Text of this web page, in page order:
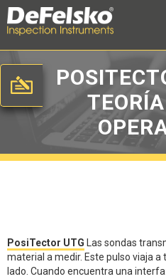
PosiTector UTG Las sondas
material a medir. Este pulso viaja
lado. Cuando encuentra una